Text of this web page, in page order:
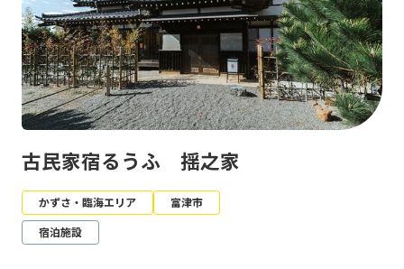
古民家宿るうふ 揺之家
かずさ・臨海エリア
富津市
宿泊施設